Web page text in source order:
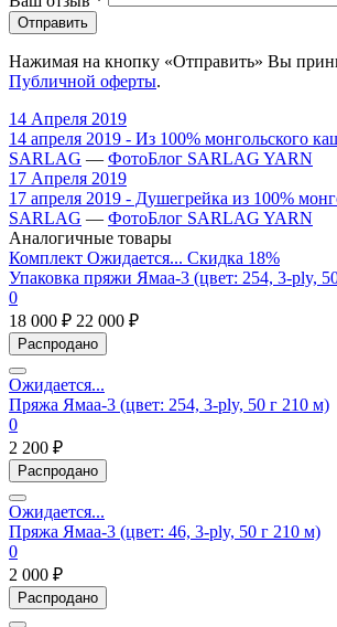
Отправить
Нажимая на кнопку «Отправить» Вы
Публичной оферты.
14 Апреля 2019
14 апреля 2019 - Из 100% монгольского
SARLAG — ФотоБлог SARLAG YARN
17 Апреля 2019
17 апреля 2019 - Душегрейка из 100%
SARLAG — ФотоБлог SARLAG YARN
Аналогичные товары
Комплект Ожидается... Скидка 18%
Упаковка пряжи Ямаа-3 (цвет: 254, 3-ply,
0
18 000 ₽ 22 000 ₽
Распродано
Ожидается...
Пряжа Ямаа-3 (цвет: 254, 3-ply, 50 г 210 м)
0
2 200 ₽
Распродано
Ожидается...
Пряжа Ямаа-3 (цвет: 46, 3-ply, 50 г 210 м)
0
2 000 ₽
Распродано